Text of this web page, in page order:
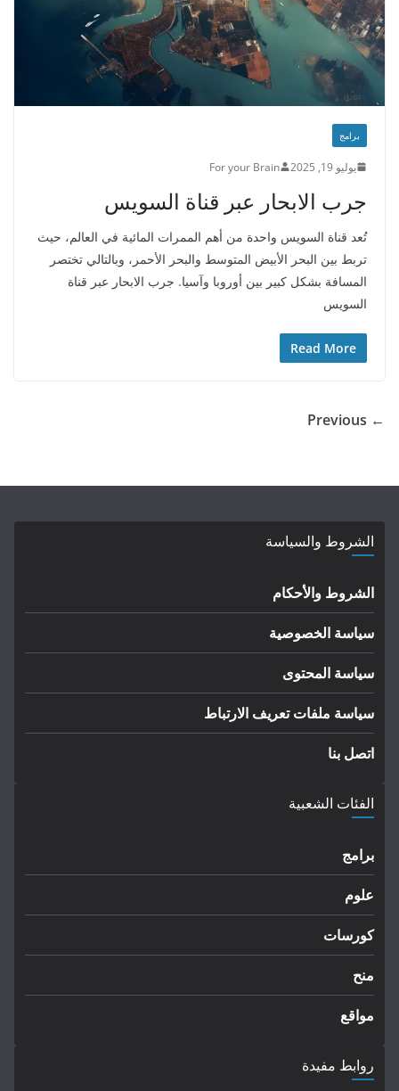
برامج
يوليو 19, 2025 For your Brain
جرب الابحار عبر قناة السويس
تُعد قناة السويس واحدة من أهم الممرات المائية في العالم، حيث
تربط بين البحر الأبيض المتوسط والبحر الأحمر، وبالتالي تختصر
المسافة بشكل كبير بين أوروبا وآسيا. جرب الابحار عبر قناة
السويس
Read More
← Previous
الشروط والسياسة
الشروط والأحكام
سياسة الخصوصية
سياسة المحتوى
سياسة ملفات تعريف الارتباط
اتصل بنا
الفئات الشعبية
برامج
علوم
كورسات
منح
مواقع
روابط مفيدة